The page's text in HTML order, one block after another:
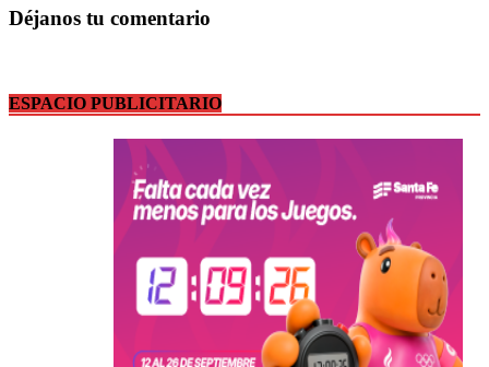
Déjanos tu comentario
ESPACIO PUBLICITARIO